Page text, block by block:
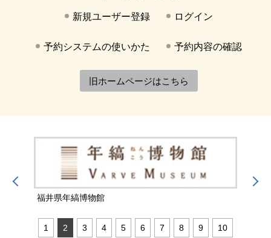
新規ユーザー登録 ログイン
予約システムの使いかた 予約内容の確認
旧ホームページはこちら
福井県年縞博物館
1 2 3 4 5 6 7 8 9 10